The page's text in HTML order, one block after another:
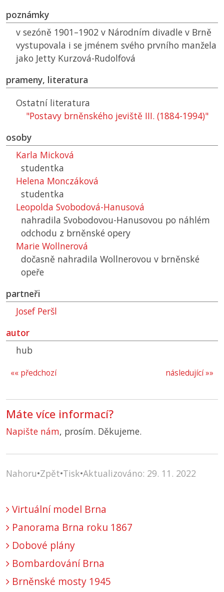
poznámky
v sezóně 1901–1902 v Národním divadle v Brně
vystupovala i se jménem svého prvního manžela
jako Jetty Kurzová-Rudolfová
prameny, literatura
Ostatní literatura
"Postavy brněnského jeviště III. (1884-1994)"
osoby
Karla Micková
studentka
Helena Monczáková
studentka
Leopolda Svobodová-Hanusová
nahradila Svobodovou-Hanusovou po náhlém
odchodu z brněnské opery
Marie Wollnerová
dočasně nahradila Wollnerovou v brněnské
opeře
partneři
Josef Peršl
autor
hub
následující »»
«« předchozí
Máte více informací?
Napište nám, prosím. Děkujeme.
Nahoru•Zpět•Tisk•Aktualizováno: 29. 11. 2022
Virtuální model Brna
Panorama Brna roku 1867
Dobové plány
Bombardování Brna
Brněnské mosty 1945